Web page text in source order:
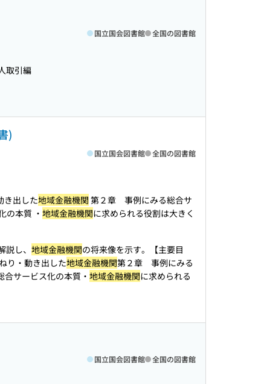
国立国会図書館 全国の図書館
取引編
)
国立国会図書館 全国の図書館
き出した地域金融機関 第２章 事例にみる総合サ
本質 ・ 地域金融機関に求められる役割は大きく
し、 地域金融機関の将来像を示す。【主要目
り・動き出した地域金融機関第２章 事例にみる
サービス化の本質・ 地域金融機関に求められる
国立国会図書館 全国の図書館